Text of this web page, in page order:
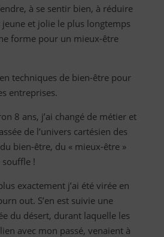
à se sentir bien, à réduire
jeune et jolie le plus longtemps
forme pour un mieux-être
techniques de bien-être pour
entreprises.
8 ans, j’ai changé de métier et
de l’univers cartésien des
bien-être, du « mieux-être »
!
exactement j’ai été virée en
out. S’en est suivie une
du désert, durant laquelle les
avec mon passé, venaient à